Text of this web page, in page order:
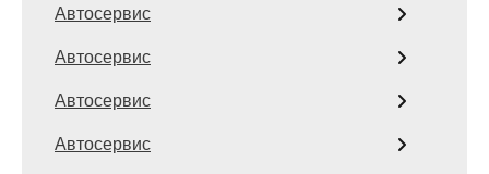
Автосервис
Автосервис
Автосервис
Автосервис